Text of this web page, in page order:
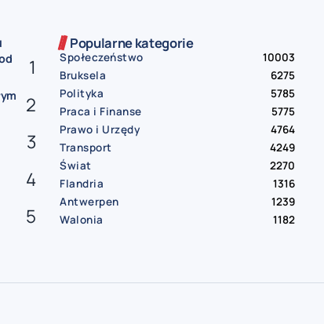
Popularne kategorie
Społeczeństwo
10003
Bruksela
6275
Polityka
5785
Praca i Finanse
5775
Prawo i Urzędy
4764
Transport
4249
Świat
2270
Flandria
1316
Antwerpen
1239
Walonia
1182